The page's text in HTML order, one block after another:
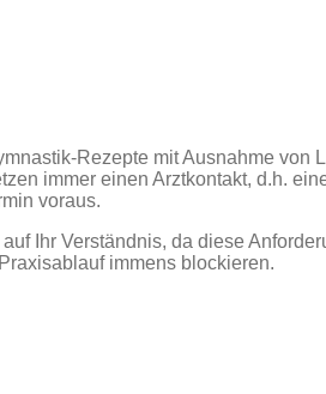
Rezepte mit Ausnahme von
immer einen Arzt­kontakt, d.h.
voraus.
Ihr Verständ­nis, da diese
immens blockieren.